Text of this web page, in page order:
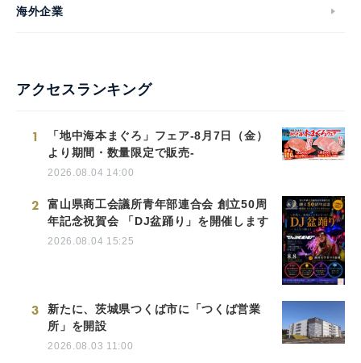
海外企業
アクセスランキング
1
「地中海本まぐろ」フェア-8月7日（金）
より期間・数量限定で販売-
2026.08.04 14:00
2
富山県商工会議所青年部連合会 創立50周
年記念祝賀会 「DJ盆踊り」を開催します
2026.08.04 15:25
3
新たに、茨城県つくば市に「つくば営業
所」を開設
2026.08.03 11:00